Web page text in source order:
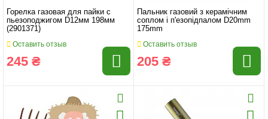
Горелка газовая для пайки с
пьезоподжигом D12мм 198мм
(2901371)
Оставить отзыв
245 ₴
Пальник газовий з керамічним
соплом і п'езопідпалом D20mm
175mm
Оставить отзыв
205 ₴